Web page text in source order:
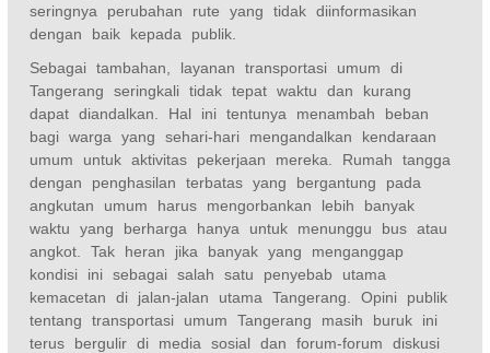
seringnya perubahan rute yang tidak diinformasikan
dengan baik kepada publik.
Sebagai tambahan, layanan transportasi umum di
Tangerang seringkali tidak tepat waktu dan kurang
dapat diandalkan. Hal ini tentunya menambah beban
bagi warga yang sehari-hari mengandalkan kendaraan
umum untuk aktivitas pekerjaan mereka. Rumah tangga
dengan penghasilan terbatas yang bergantung pada
angkutan umum harus mengorbankan lebih banyak
waktu yang berharga hanya untuk menunggu bus atau
angkot. Tak heran jika banyak yang menganggap
kondisi ini sebagai salah satu penyebab utama
kemacetan di jalan-jalan utama Tangerang. Opini publik
tentang transportasi umum Tangerang masih buruk ini
terus bergulir di media sosial dan forum-forum diskusi